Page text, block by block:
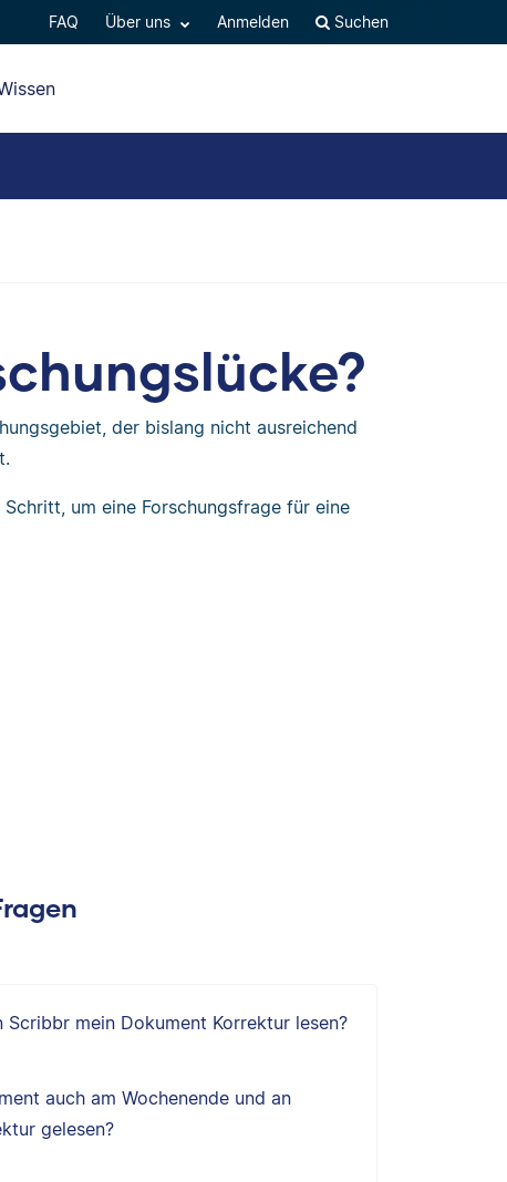
FAQ Über uns Anmelden Suchen
der bislang nicht ausreichend
um eine Forschungsfrage für eine
Scribbr mein Dokument Korrektur lesen?
auch am Wochenende und an
gelesen?